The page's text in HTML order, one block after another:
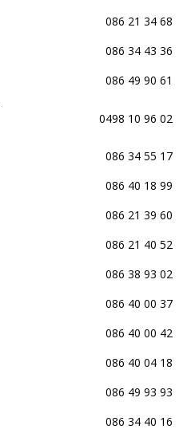
086 21 34 68
086 34 43 36
086 49 90 61
0498 10 96 02
086 34 55 17
086 40 18 99
086 21 39 60
086 21 40 52
086 38 93 02
086 40 00 37
086 40 00 42
086 40 04 18
086 49 93 93
086 34 40 16